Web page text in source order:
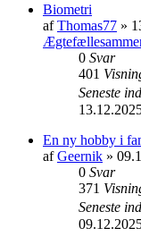
Biometri
afThomas77 »
0 Svar
401
Seneste
En ny hobby i
afGeernik »
0 Svar
371
Seneste